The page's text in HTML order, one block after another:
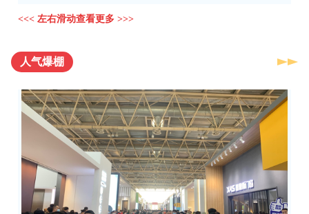
<<< 左右滑动查看更多 >>>
人气爆棚